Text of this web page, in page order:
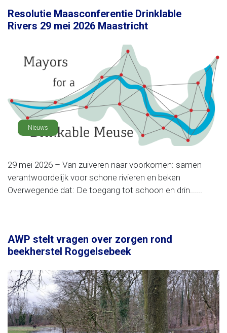
Resolutie Maasconferentie Drinklable
Rivers 29 mei 2026 Maastricht
Nieuws
29 mei 2026 – Van zuiveren naar voorkomen: samen
verantwoordelijk voor schone rivieren en beken
Overwegende dat: De toegang tot schoon en drin......
AWP stelt vragen over zorgen rond
beekherstel Roggelsebeek